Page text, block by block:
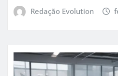
Redação Evolution